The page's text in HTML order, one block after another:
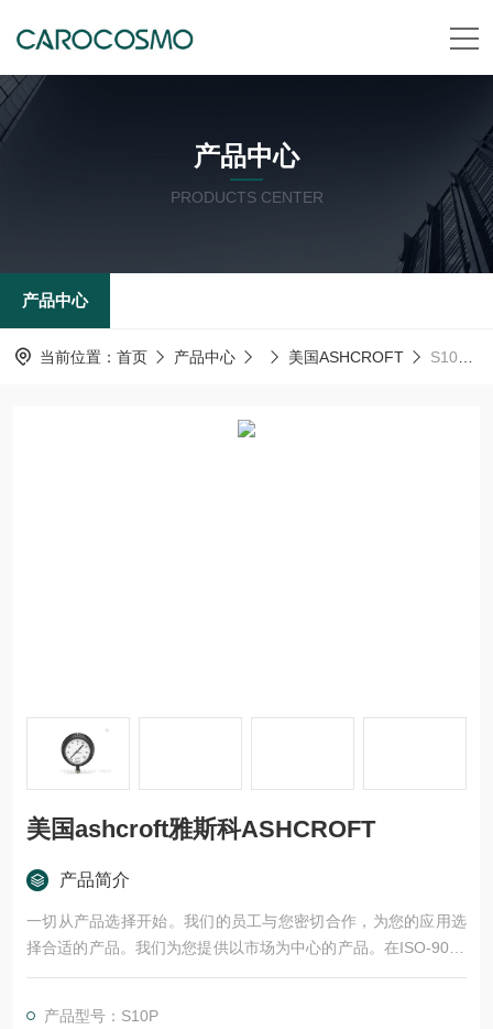
产品中心
PRODUCTS CENTER
产品中心
当前位置： 首页 产品中心 美国ASHCROFT S10P美国ashcroft雅斯科ASHCROFT
美国ashcroft雅斯科ASHCROFT
产品简介
一切从产品选择开始。我们的员工与您密切合作，为您的应用选
择合适的产品。我们为您提供以市场为中心的产品。在ISO-9001
认证的生产基地生产的产品，经过严格的测试和批准程序的验
产品型号：S10P